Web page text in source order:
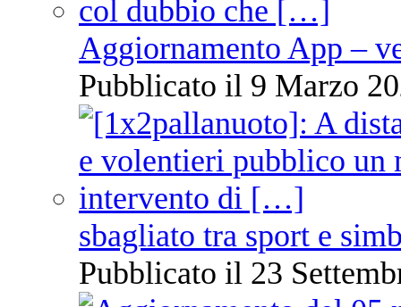
Aggiornamento App –
Pubblicato il 9 Marzo
sbagliato tra sport e
Pubblicato il 23